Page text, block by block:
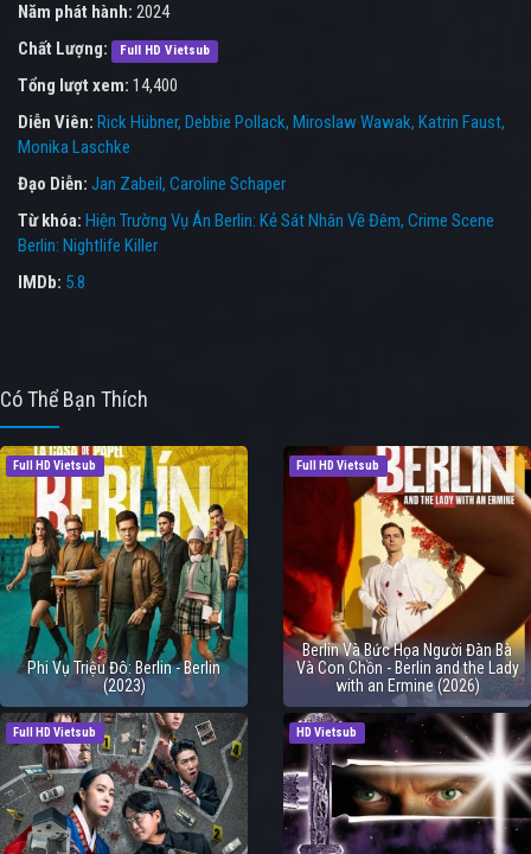
Năm phát hành: 2024
Chất Lượng:
Full HD Vietsub
Tổng lượt xem: 14,400
Diễn Viên: Rick Hübner Debbie Pollack Miroslaw Wawak Katrin Faust
Monika Laschke
Đạo Diễn: Jan Zabeil Caroline Schaper
Từ khóa: Hiện Trường Vụ Án Berlin: Kẻ Sát Nhân Về Đêm, Crime Scene
Berlin: Nightlife Killer
IMDb: 5.8
Có Thể Bạn Thích
Full HD Vietsub
Phi Vụ Triệu Đô: Berlin - Berlin
(2023)
Full HD Vietsub
Berlin Và Bức Họa Người Đàn Bà
Và Con Chồn - Berlin and the Lady
with an Ermine (2026)
Full HD Vietsub HD Vietsub